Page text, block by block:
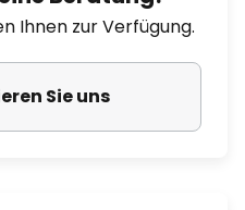
Ihnen zur Verfügung.
Sie uns